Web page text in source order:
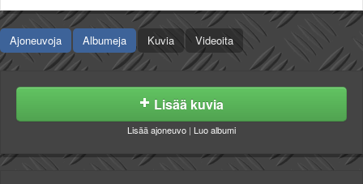
Tampereen sää
Turun sää
Oulun sää
Kuopion sää
Rovaniemen sää
VIP-jäsenyys
Suunnittele oma paita
Ajoneuvoja Albumeja Kuvia Videoita
Lisää kuvia
Lisää ajoneuvo | Luo albumi